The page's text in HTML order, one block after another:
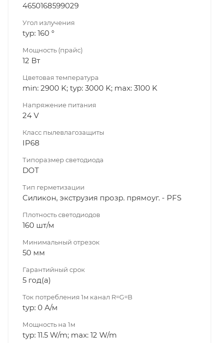
4650168599029
Угол излучения
typ: 160 °
Мощность (прайс)
12 Вт
Цветовая температура
min: 2900 K; typ: 3000 K; max: 3100 K
Напряжение питания
24 V
Класс пылевлагозащиты
IP68
Типоразмер светодиода
DOT
Тип герметизации
Силикон, экструзия прозр. прямоуг. - PFS
Плотность светодиодов
160 шт/м
Минимальный отрезок
50 мм
Гарантийный срок
5 год(а)
Ток потребления 1м канал R=G=B
typ: 0 А/м
Мощность на 1м
typ: 11.5 W/m; max: 12 W/m